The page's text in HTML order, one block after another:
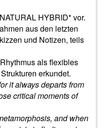
HYBRID* vor.
aus den letzten
und Notizen, teils
als flexibles
erkundet.
it always departs from
critical moments of
and when